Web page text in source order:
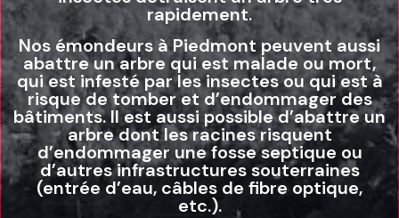
rapidement.
Nos émondeurs à Piedmont peuvent aussi
abattre un arbre qui est malade ou mort,
qui est infesté par les insectes ou qui est à
risque de tomber et d’endommager des
bâtiments. Il est aussi possible d’abattre un
arbre dont les racines risquent
d’endommager une fosse septique ou
d’autres infrastructures souterraines
(entrée d’eau, câbles de fibre optique,
etc.).